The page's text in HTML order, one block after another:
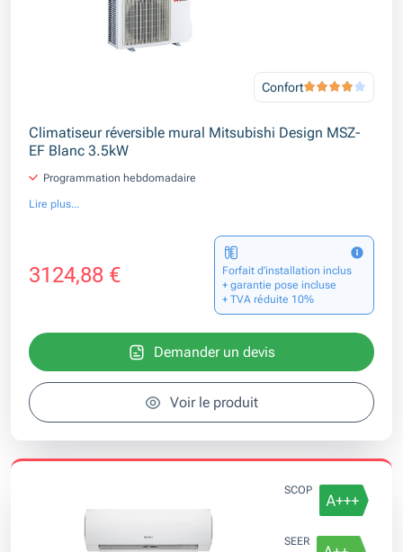
Confort
Climatiseur réversible mural Mitsubishi Design MSZ-
EF Blanc 3.5kW
Programmation hebdomadaire
Lire plus...
3124,88 €
Forfait d’installation inclus
+ garantie pose incluse
+ TVA réduite 10%
Demander un devis
Voir le produit
SCOP
SEER